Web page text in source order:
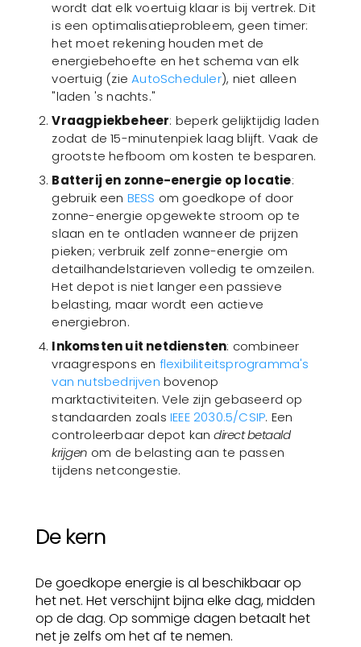
wordt dat elk voertuig klaar is bij vertrek. Dit
is een optimalisatieprobleem, geen timer:
het moet rekening houden met de
energiebehoefte en het schema van elk
voertuig (zieAutoScheduler), niet alleen
"laden 's nachts."
Vraagpiekbeheer: beperk gelijktijdig laden
zodat de 15-minutenpiek laag blijft. Vaak de
grootste hefboom om kosten te besparen.
Batterij en zonne-energie op locatie:
gebruik een BESS om goedkope of door
zonne-energie opgewekte stroom op te
slaan en te ontladen wanneer de prijzen
pieken; verbruik zelf zonne-energie om
detailhandelstarieven volledig te omzeilen.
Het depot is niet langer een passieve
belasting, maar wordt een actieve
energiebron.
Inkomsten uit netdiensten: combineer
vraagrespons en flexibiliteitsprogramma's
van nutsbedrijvenbovenop
marktactiviteiten. Vele zijn gebaseerd op
standaarden zoalsIEEE 2030.5/CSIP. Een
controleerbaar depot kandirect betaald
krijgen om de belasting aan te passen
tijdens netcongestie.
De kern
De goedkope energie is al beschikbaar op
het net. Het verschijnt bijna elke dag, midden
op de dag. Op sommige dagen betaalt het
net je zelfs om het af te nemen.